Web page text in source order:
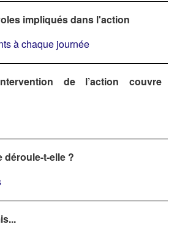
impliqués dans l'action
à chaque journée
de l’action couvre
déroule-t-elle ?